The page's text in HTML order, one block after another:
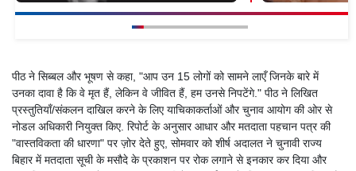
पीठ ने सिब्बल और भूषण से कहा, "आप उन 15 लोगों को सामने लाएँ जिनके बारे में
उनका दावा है कि वे मृत हैं, लेकिन वे जीवित हैं, हम उनसे निपटेंगे." पीठ ने लिखित
प्रस्तुतियाँ/संकलन दाखिल करने के लिए याचिकाकर्ताओं और चुनाव आयोग की ओर से
नोडल अधिकारी नियुक्त किए. रिपोर्ट के अनुसार आधार और मतदाता पहचान पत्र की
"वास्तविकता की धारणा" पर ज़ोर देते हुए, सोमवार को शीर्ष अदालत ने चुनावी राज्य
बिहार में मतदाता सूची के मसौदे के प्रकाशन पर रोक लगाने से इनकार कर दिया और